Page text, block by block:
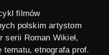
filmów
polskim artystom
serii Roman Wikieł,
tematu, etnografa prof.